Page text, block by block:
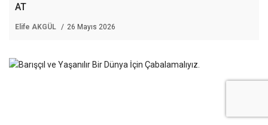
AT
Elife AKGÜL 26 Mayıs 2026